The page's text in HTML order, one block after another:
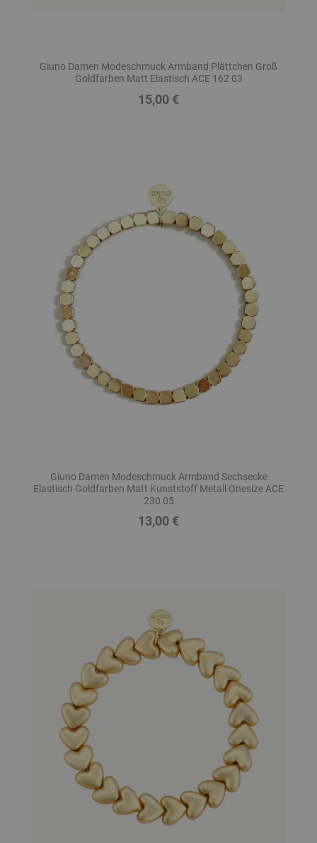
Giuno Damen Modeschmuck Armband Plättchen Groß
Goldfarben Matt Elastisch ACE 162 03
Preis
15,00 €
Giuno Damen Modeschmuck Armband Sechsecke
Elastisch Goldfarben Matt Kunststoff Metall Onesize ACE
230 05
Preis
13,00 €